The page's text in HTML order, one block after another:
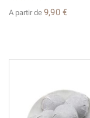
A partir de 9,90 €